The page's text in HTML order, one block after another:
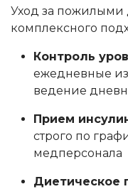
Уход за пожилыми
комплексного
Контроль
ежедневные
ведение
Прием
строго по
медперсонала
Диетическое